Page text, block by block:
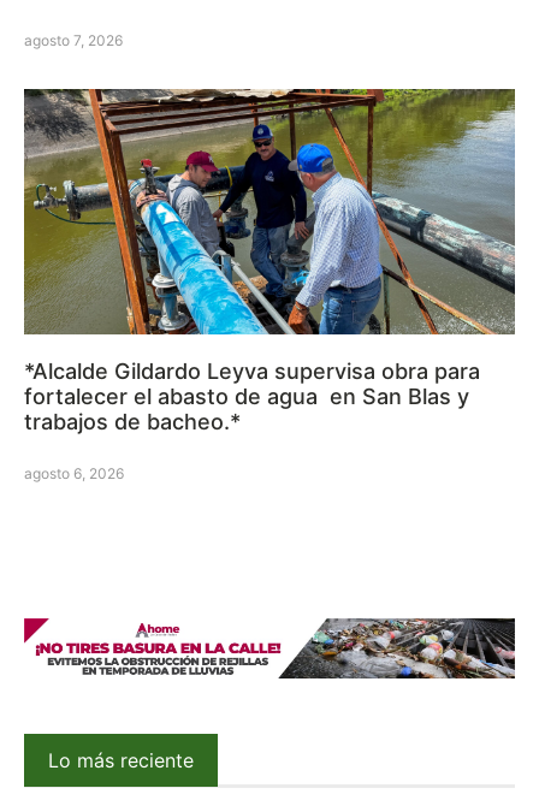
agosto 7, 2026
*Alcalde Gildardo Leyva supervisa obra para
fortalecer el abasto de agua en San Blas y
trabajos de bacheo.*
agosto 6, 2026
Lo más reciente